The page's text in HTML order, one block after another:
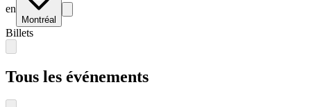
en
Montréal
Billets
Tous les événements